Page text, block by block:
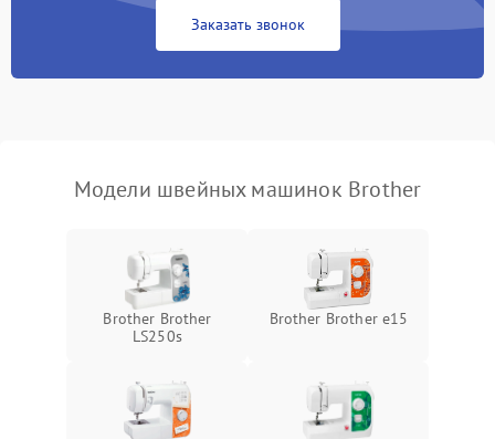
Заказать звонок
Модели швейных машинок Brother
Brother Brother
LS250s
Brother Brother e15